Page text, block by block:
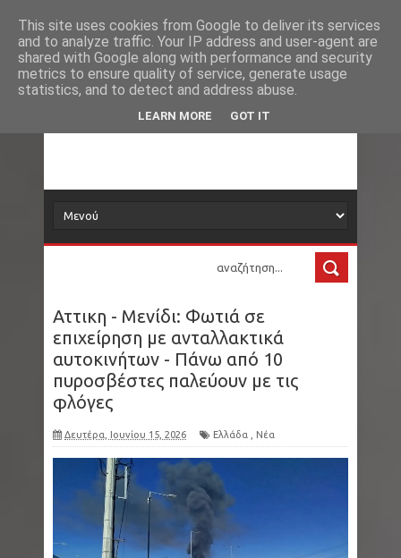
Νέα Loading...
δορυφόρος
Τα νέα όλου του κόσμου στο πιάτο σας
Αττικη - Μενίδι: Φωτιά σε
επιχείρηση με ανταλλακτικά
αυτοκινήτων - Πάνω από 10
πυροσβέστες παλεύουν με τις
φλόγες
Δευτέρα, Ιουνίου 15, 2026 Ελλάδα Νέα
This site uses cookies from Google to deliver its services
and to analyze traffic. Your IP address and user-agent are
shared with Google along with performance and security
metrics to ensure quality of service, generate usage
statistics, and to detect and address abuse.
LEARN MORE GOT IT